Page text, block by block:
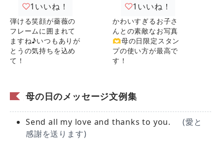
1 いいね！
弾ける笑顔が薔薇の
フレームに囲まれて
ますね♪いつもありが
とうの気持ちを込め
て！
1 いいね！
かわいすぎるお子さ
んとの素敵なお写真
🫶母の日限定スタン
プの使い方が最高で
す！
母の日のメッセージ文例集
Send all my love and thanks to you.
(愛と
感謝を送ります)